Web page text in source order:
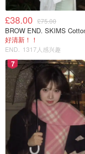
我去哭会儿……
£38.00 £75.00
好清新！！
END. 1317人感兴趣
7